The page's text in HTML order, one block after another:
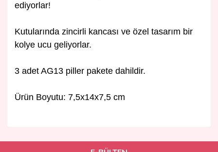
ediyorlar!
Kutularında zincirli kancası ve özel tasarım bir
kolye ucu geliyorlar.
3 adet AG13 piller pakete dahildir.
Ürün Boyutu: 7,5x14x7,5 cm
kullanarak tarafımıza iletebilirsiniz.